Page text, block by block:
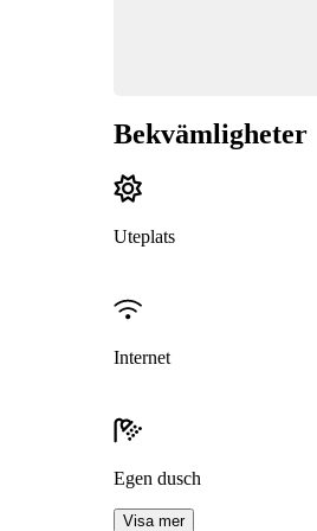
Bekvämligheter
Uteplats
Internet
Egen dusch
Visa mer